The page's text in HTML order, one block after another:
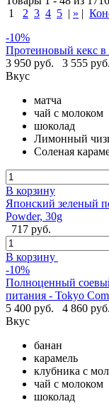
1
2 3 4 5 | » |
-10%
Протеиновый кекс в
3 950 руб.
3 555 руб.
Вкус
матча
чай с молоком
шоколад
Лимонный
Соленая
В корзину
Японский зеленый
Powder, 30g
717 руб.
В корзину
-10%
Полноценный
питания - Tokyo
5 400 руб.
4 860 руб.
Вкус
банан
карамель
клубника с
чай с молоком
шоколад